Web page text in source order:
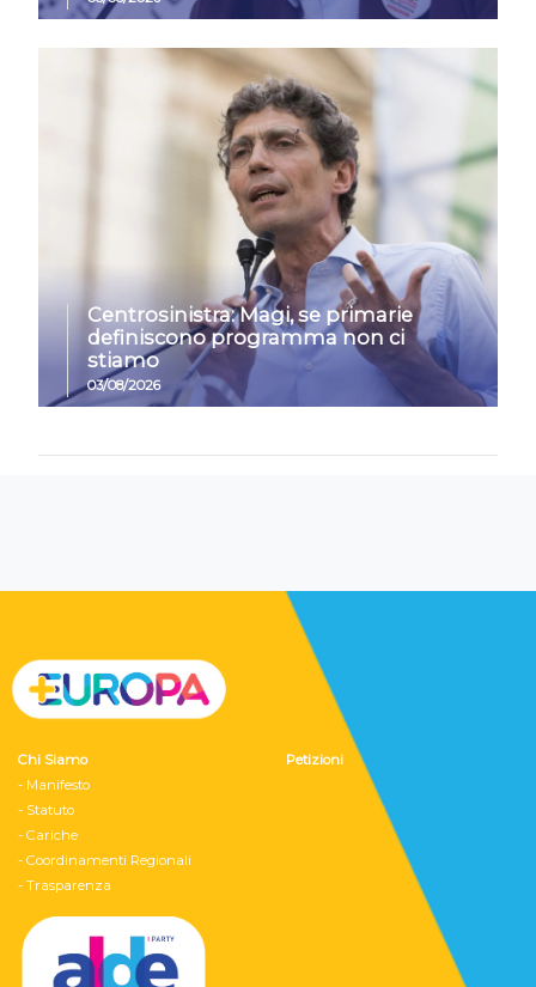
Centrosinistra: Magi, se primarie
definiscono programma non ci
stiamo
03/08/2026
Chi Siamo
- Manifesto
- Statuto
- Cariche
- Coordinamenti Regionali
- Trasparenza
Petizioni